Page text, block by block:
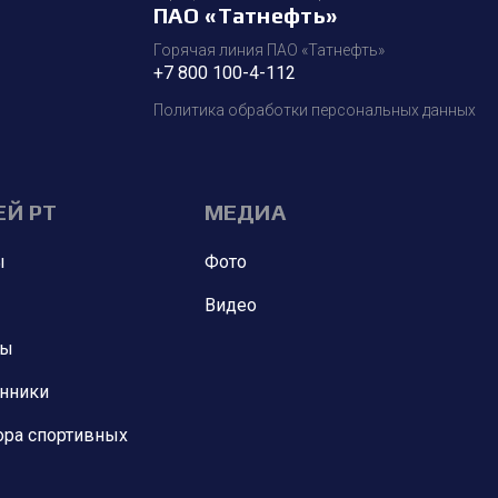
ПАО «Татнефть»
Горячая линия ПАО «Татнефть»
+7 800 100-4-112
Политика обработки персональных данных
РТ
спортивных
МЕДИА
Фото
Видео